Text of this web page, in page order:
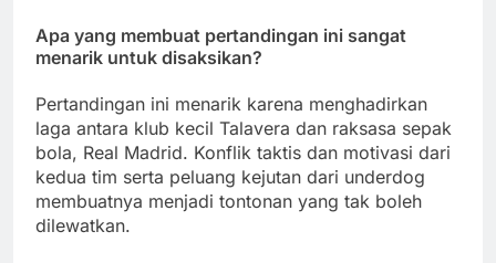
Apa yang membuat pertandingan ini sangat
menarik untuk disaksikan?
Pertandingan ini menarik karena menghadirkan
laga antara klub kecil Talavera dan raksasa sepak
bola, Real Madrid. Konflik taktis dan motivasi dari
kedua tim serta peluang kejutan dari underdog
membuatnya menjadi tontonan yang tak boleh
dilewatkan.